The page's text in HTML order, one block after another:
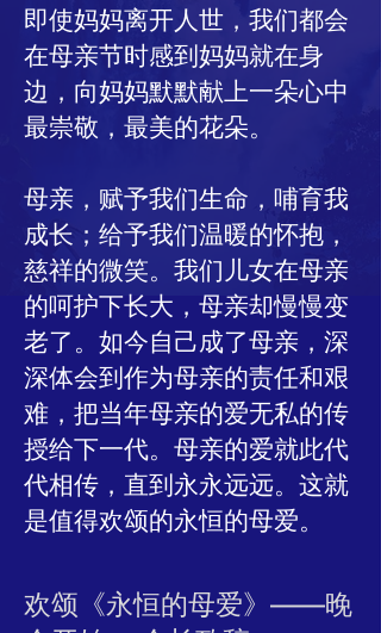
即使妈妈离开人世，我们都会
在母亲节时感到妈妈就在身
边，向妈妈默默献上一朵心中
最崇敬，最美的花朵。
母亲，赋予我们生命，哺育我
成长；给予我们温暖的怀抱，
慈祥的微笑。我们儿女在母亲
的呵护下长大，母亲却慢慢变
老了。如今自己成了母亲，深
深体会到作为母亲的责任和艰
难，把当年母亲的爱无私的传
授给下一代。母亲的爱就此代
代相传，直到永永远远。这就
是值得欢颂的永恒的母爱。
​欢颂《永恒的母爱》——晚